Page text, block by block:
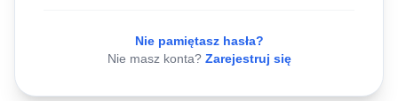
Nie pamiętasz hasła?
Nie masz konta? Zarejestruj się